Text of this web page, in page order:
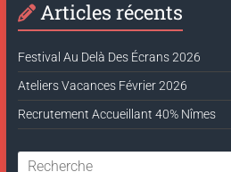
Articles récents
Festival Au Delà Des Écrans 2026
Ateliers Vacances Février 2026
Recrutement Accueillant 40% Nîmes